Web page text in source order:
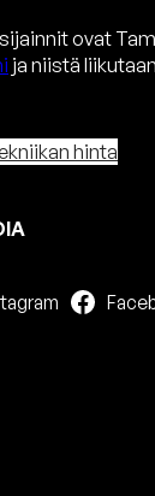
ovat
ja niistä
hinta